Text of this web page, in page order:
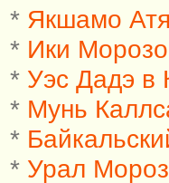
* Якшамо
* Ики
* Уэс Дадэ в
* Мунь
*
* Урал